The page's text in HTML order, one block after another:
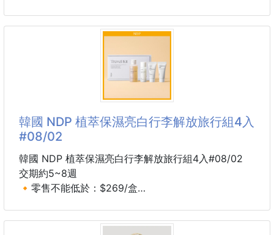
24H黃金油水平衡：
暗沉、膚色不均還是一直在。
這種一顆一顆獨立包裝的安瓶，用過真的很容易回不
每次打開都是最新鮮的精華液，不用擔心反覆開關造成
氧化，也不用怕大瓶用到後面效果打折。
跡、膚色暗沉，還是局部粗糙感，都能做加強保養。
裡面添加藥用級維他命C誘導體，幫助改善暗沉、預防
黑色素形成，同時搭配多種植物萃取，敏感肌也能安心
使用。
尤其旅行真的超方便。
韓國 NDP 植萃保濕亮白行李解放旅行組4入
#08/02
韓國 NDP 植萃保濕亮白行李解放旅行組4入#08/02
交期約5~8週
🔸零售不能低於：$269/盒
（潔顏/精華/修護/提亮 4入組）